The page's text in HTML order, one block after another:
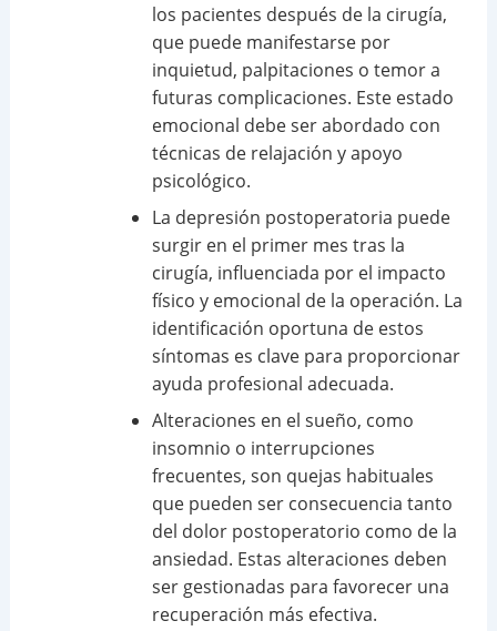
los pacientes después de la cirugía,
que puede manifestarse por
inquietud, palpitaciones o temor a
futuras complicaciones. Este estado
emocional debe ser abordado con
técnicas de relajación y apoyo
psicológico.
La depresión postoperatoria puede
surgir en el primer mes tras la
cirugía, influenciada por el impacto
físico y emocional de la operación. La
identificación oportuna de estos
síntomas es clave para proporcionar
ayuda profesional adecuada.
Alteraciones en el sueño, como
insomnio o interrupciones
frecuentes, son quejas habituales
que pueden ser consecuencia tanto
del dolor postoperatorio como de la
ansiedad. Estas alteraciones deben
ser gestionadas para favorecer una
recuperación más efectiva.